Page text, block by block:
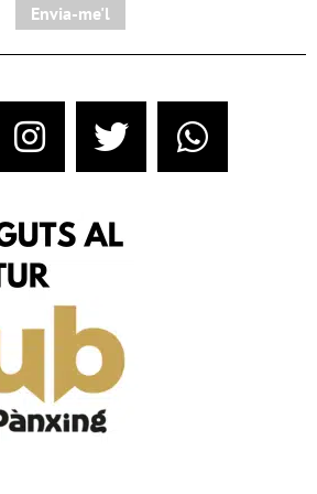
Envia-me'l